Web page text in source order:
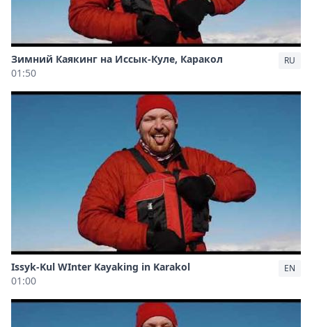
Зимний Каякинг на Иссык-Куле, Каракол
01:50
RU
Issyk-Kul WInter Kayaking in Karakol
01:00
EN